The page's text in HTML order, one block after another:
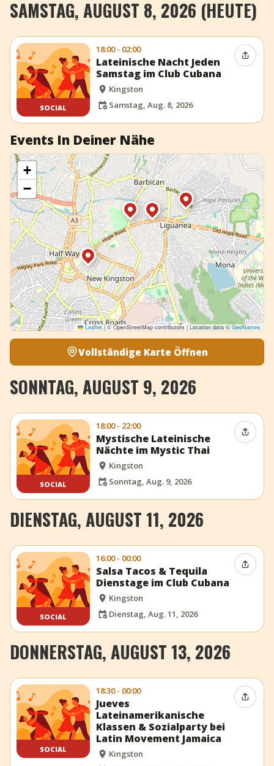
+ Event hinzufügen
SAMSTAG, AUGUST 8, 2026 (HEUTE)
SOCIAL
18:00 - 02:00
Lateinische Nacht Jeden
Samstag im Club Cubana
Kingston
Samstag, Aug. 8, 2026
Event
Events In Deiner Nähe
+
−
Leaflet |© OpenStreetMap contributors | Location data ©GeoNames
Vollständige Karte Öffnen
SONNTAG, AUGUST 9, 2026
SOCIAL
18:00 - 22:00
Mystische Lateinische
Nächte im Mystic Thai
Kingston
Sonntag, Aug. 9, 2026
Event
DIENSTAG, AUGUST 11, 2026
SOCIAL
16:00 - 00:00
Salsa Tacos & Tequila
Dienstage im Club Cubana
Kingston
Dienstag, Aug. 11, 2026
Event
DONNERSTAG, AUGUST 13, 2026
SOCIAL
18:30 - 00:00
Jueves
Lateinamerikanische
Klassen & Sozialparty bei
Latin Movement Jamaica
Kingston
Event